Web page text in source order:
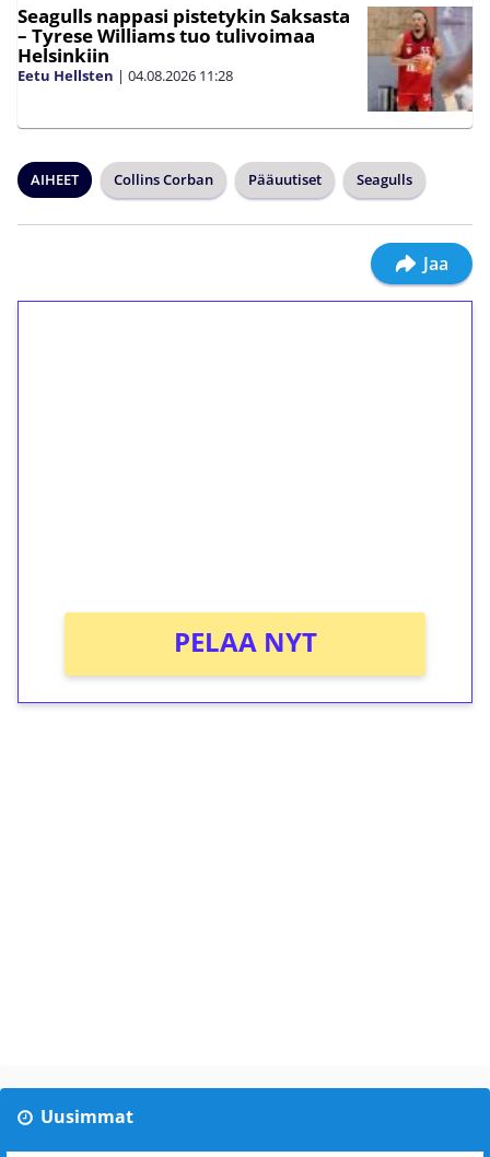
Seagulls nappasi pistetykin Saksasta
– Tyrese Williams tuo tulivoimaa
Helsinkiin
Eetu Hellsten | 04.08.2026 11:28
AIHEET Collins Corban Pääuutiset Seagulls
Jaa
PELAA NYT
Uusimmat